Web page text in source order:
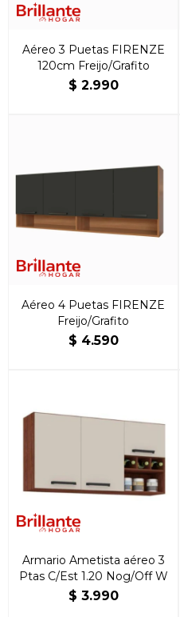
Aéreo 3 Puetas FIRENZE
120cm Freijo/Grafito
$ 2.990
Aéreo 4 Puetas FIRENZE
Freijo/Grafito
$ 4.590
Armario Ametista aéreo 3
Ptas C/Est 1.20 Nog/Off W
$ 3.990